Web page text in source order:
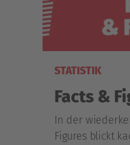
STATISTIK
Facts &
In der
Figures blickt